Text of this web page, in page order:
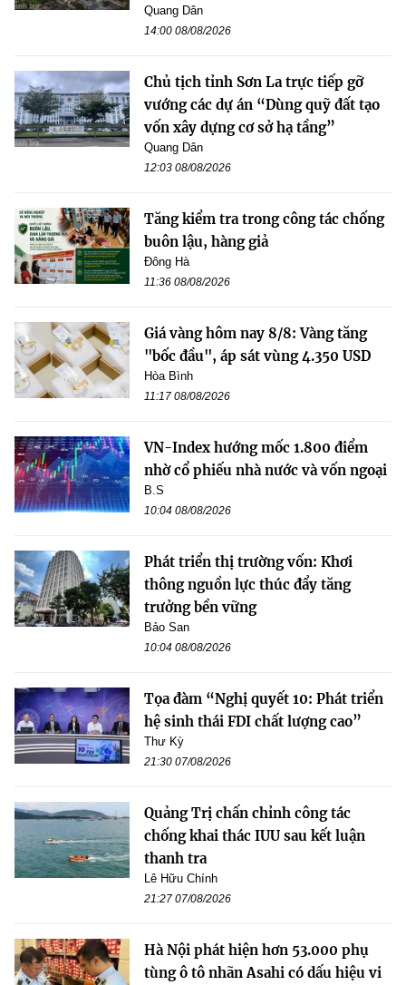
Quang Dân
14:00 08/08/2026
Chủ tịch tỉnh Sơn La trực tiếp gỡ
vướng các dự án “Dùng quỹ đất tạo
vốn xây dựng cơ sở hạ tầng”
Quang Dân
12:03 08/08/2026
Tăng kiểm tra trong công tác chống
buôn lậu, hàng giả
Đông Hà
11:36 08/08/2026
Giá vàng hôm nay 8/8: Vàng tăng
"bốc đầu", áp sát vùng 4.350 USD
Hòa Bình
11:17 08/08/2026
VN-Index hướng mốc 1.800 điểm
nhờ cổ phiếu nhà nước và vốn ngoại
B.S
10:04 08/08/2026
Phát triển thị trường vốn: Khơi
thông nguồn lực thúc đẩy tăng
trưởng bền vững
Bảo San
10:04 08/08/2026
Tọa đàm “Nghị quyết 10: Phát triển
hệ sinh thái FDI chất lượng cao”
Thư Kỳ
21:30 07/08/2026
Quảng Trị chấn chỉnh công tác
chống khai thác IUU sau kết luận
thanh tra
Lê Hữu Chính
21:27 07/08/2026
Hà Nội phát hiện hơn 53.000 phụ
tùng ô tô nhãn Asahi có dấu hiệu vi